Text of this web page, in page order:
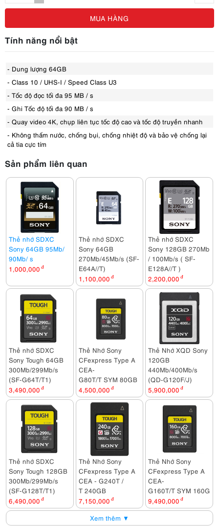
MUA HÀNG
Tính năng nổi bật
- Dung lượng 64GB
- Class 10 / UHS-I / Speed Class U3
- Tốc độ đọc tối đa 95 MB / s
- Ghi Tốc độ tối đa 90 MB / s
- Quay video 4K, chụp liên tục tốc độ cao và tốc độ truyền nhanh
- Không thấm nước, chống bụi, chống nhiệt độ và bảo vệ chống lại
cả tia cực tím
Sản phẩm liên quan
Thẻ nhớ SDXC
Sony 64GB 95Mb/
90Mb/ s
1,000,000 đ
Thẻ nhớ SDXC
Sony 64GB
270Mb/45Mb/s (SF-
E64A//T)
1,100,000 đ
Thẻ nhớ SDXC
Sony 128GB 270Mb
/ 100Mb/s ( SF-
E128A//T )
2,200,000 đ
Thẻ nhớ SDXC
Sony Tough 64GB
300Mb/299Mb/s
(SF-G64T/T1)
3,490,000 đ
Thẻ Nhớ Sony
CFexpress Type A
CEA-
G80T/T SYM 80GB
4,500,000 đ
Thẻ Nhớ XQD Sony
120GB
440Mb/400Mb/s
(QD-G120F/J)
5,900,000 đ
Thẻ nhớ SDXC
Sony Tough 128GB
300Mb/299Mb/s
(SF-G128T/T1)
6,490,000 đ
Thẻ Nhớ Sony
CFexpress Type A
CEA - G240T /
T 240GB
7,150,000 đ
Thẻ Nhớ Sony
CFexpress Type A
CEA-
G160T/T SYM 160GB
9,490,000 đ
Xem thêm ▼